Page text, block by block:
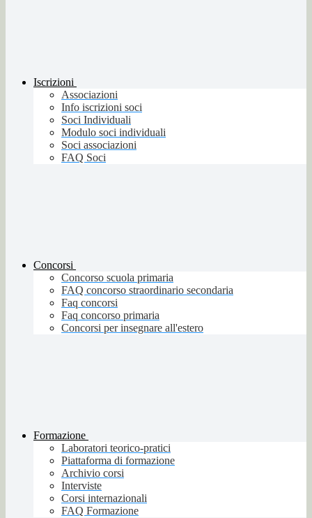
Iscrizioni
Associazioni
Info iscrizioni soci
Soci Individuali
Modulo soci individuali
Soci associazioni
FAQ Soci
Concorsi
Concorso scuola primaria
FAQ concorso straordinario secondaria
Faq concorsi
Faq concorso primaria
Concorsi per insegnare all'estero
Formazione
Laboratori teorico-pratici
Piattaforma di formazione
Archivio corsi
Interviste
Corsi internazionali
FAQ Formazione